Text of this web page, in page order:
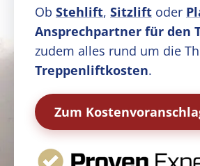
Ob Stehlift, Sitzlift oder
Ansprechpartner für den
zudem alles rund um die
Treppenliftkosten.
Zum